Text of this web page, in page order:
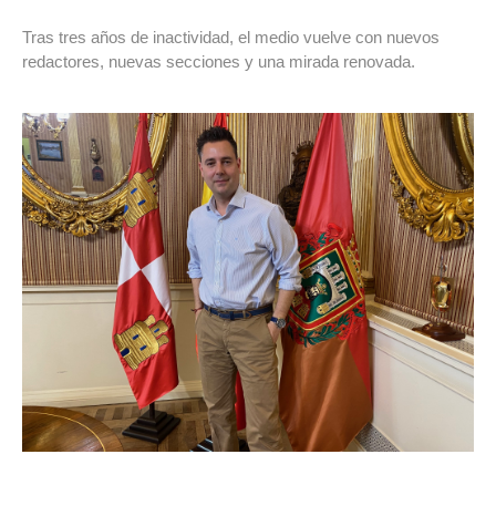
Tras tres años de inactividad, el medio vuelve con nuevos
redactores, nuevas secciones y una mirada renovada.